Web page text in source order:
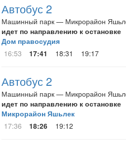
Автобус 2
Машинный парк — Микрорайон
идет по направлению к остановке
Дом правосудия
16:53
17:41 18:31 19:17
Автобус 2
Машинный парк — Микрорайон
идет по направлению к остановке
Микрорайон Яшьлек
17:36
18:26 19:12